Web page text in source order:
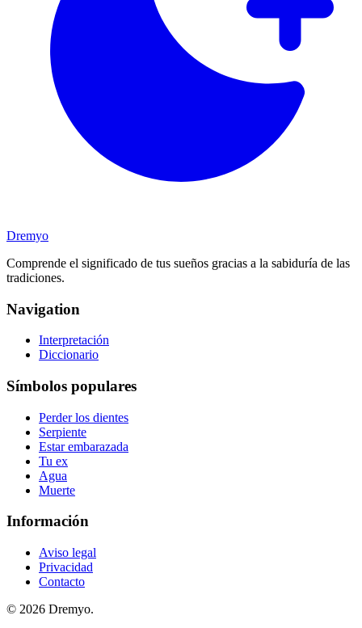
Dremyo
Comprende el significado de tus sueños gracias a la sabiduría de las
tradiciones.
Navigation
Interpretación
Diccionario
Símbolos populares
Perder los dientes
Serpiente
Estar embarazada
Tu ex
Agua
Muerte
Información
Aviso legal
Privacidad
Contacto
© 2026 Dremyo.